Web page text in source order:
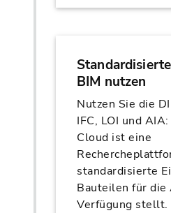
BIM nutzen
Nutzen Sie die
IFC, LOI und
Cloud ist eine
standardisierte
Bauteilen für die
Verfügung stellt.